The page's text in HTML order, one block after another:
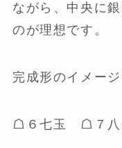
ながら、中央に
のが理想です。
完成形のイメー
☖６七玉 ☖７